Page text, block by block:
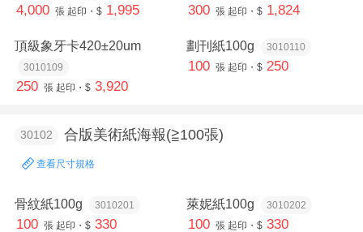
4,000 張 起印・$ 1,995 300 張 起印・$ 1,824
頂級象牙卡420±20um
3010109
250 張 起印・$ 3,920
劃刊紙100g 3010110
100 張 起印・$ 250
30102 合版美術紙海報(≧100張)
查看尺寸規格
骨紋紙100g 3010201
100 張 起印・$ 330
萊妮紙100g 3010202
100 張 起印・$ 330